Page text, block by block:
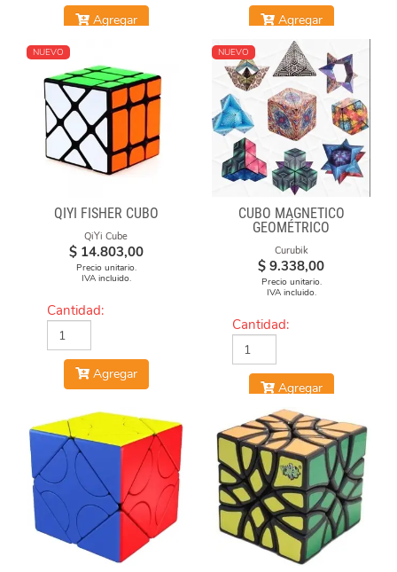
Agregar Agregar
NUEVO
QIYI FISHER CUBO
QiYi Cube
$ 14.803,00
Precio unitario.
IVA incluido.
Cantidad:
Agregar
NUEVO
CUBO MAGNÉTICO
GEOMÉTRICO
Curubik
$ 9.338,00
Precio unitario.
IVA incluido.
Cantidad:
Agregar